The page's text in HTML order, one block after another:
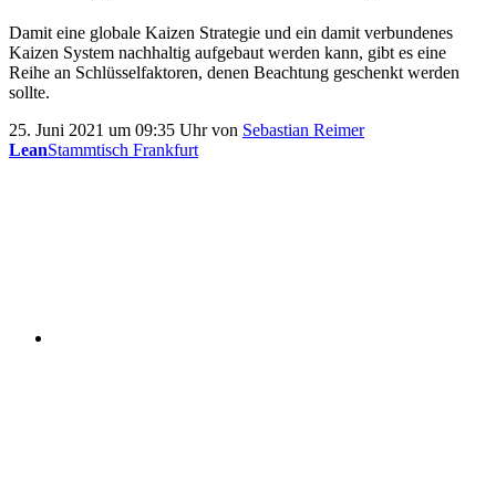
Damit eine globale Kaizen Strategie und ein damit verbundenes
Kaizen System nachhaltig aufgebaut werden kann, gibt es eine
Reihe an Schlüsselfaktoren, denen Beachtung geschenkt werden
sollte.
25. Juni 2021 um 09:35 Uhr von Sebastian Reimer
LeanStammtisch Frankfurt